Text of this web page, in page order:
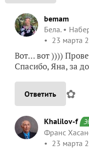
bemam
Бела.
23 марта
Вот… вот ))))
Спасибо, Яна, за
Ответить ✿
Khalilov-f
Франс
23 марта